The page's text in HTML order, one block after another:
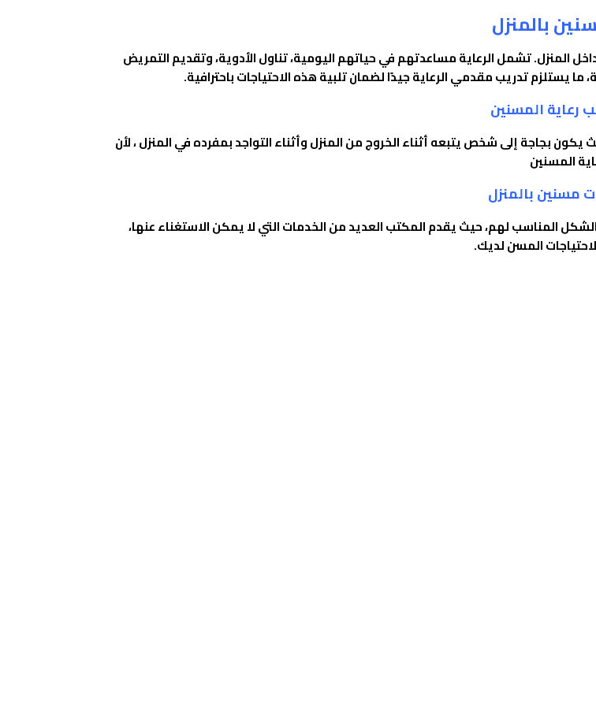
بالمنزل
المنزل. تشمل الرعاية مساعدتهم في حياتهم اليومية، تناول الأدوية، وتقديم التمريض
يستلزم تدريب مقدمي الرعاية جيدًا لضمان تلبية هذه الاحتياجات باحترافية.
رعاية المسنين
بجاجة إلى شخص يتبعه أثناء الخروج من المنزل وأثناء التواجد بمفرده في المنزل ، لأن
المسنين
مسنين بالمنزل
المناسب لهم، حيث يقدم المكتب العديد من الخدمات التي لا يمكن الاستغناء عنها،
المسن لديك.